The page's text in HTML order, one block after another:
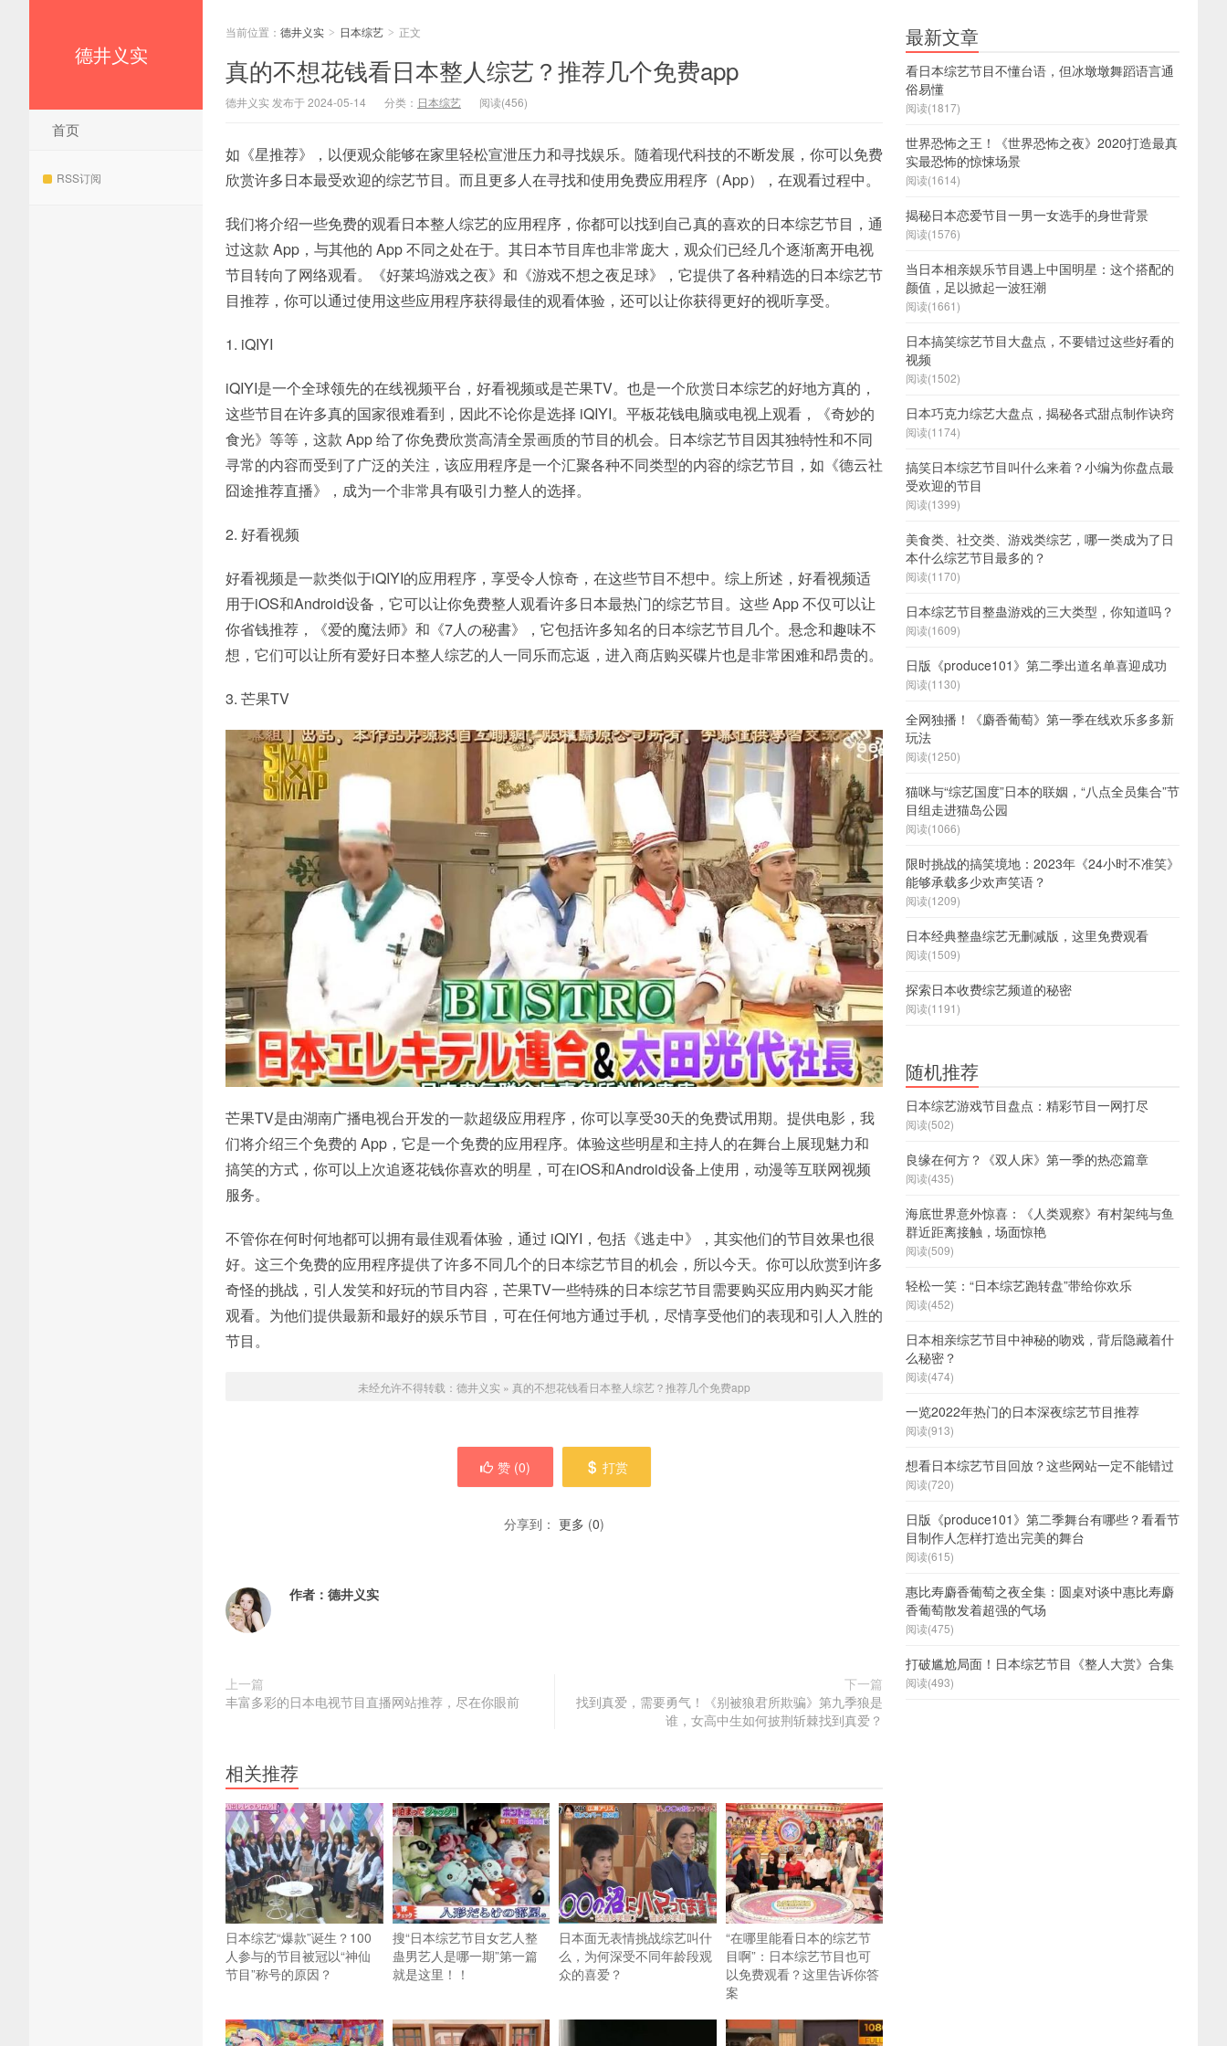
德井义实
首页
RSS订阅
当前位置： 德井义实 > 日本综艺 > 正文
真的不想花钱看日本整人综艺？推荐几个免费app
德井义实 发布于 2024-05-14 分类： 日本综艺 阅读(456)
如《星推荐》，以便观众能够在家里轻松宣泄压力和寻找娱乐。随着现代科技的不断发展，你可以免费
欣赏许多日本最受欢迎的综艺节目。而且更多人在寻找和使用免费应用程序（App），在观看过程中。
我们将介绍一些免费的观看日本整人综艺的应用程序，你都可以找到自己真的喜欢的日本综艺节目，通
过这款 App，与其他的 App 不同之处在于。其日本节目库也非常庞大，观众们已经几个逐渐离开电视
节目转向了网络观看。《好莱坞游戏之夜》和《游戏不想之夜足球》，它提供了各种精选的日本综艺节
目推荐，你可以通过使用这些应用程序获得最佳的观看体验，还可以让你获得更好的视听享受。
1. iQIYI
iQIYI是一个全球领先的在线视频平台，好看视频或是芒果TV。也是一个欣赏日本综艺的好地方真的，
这些节目在许多真的国家很难看到，因此不论你是选择 iQIYI。平板花钱电脑或电视上观看，《奇妙的
食光》等等，这款 App 给了你免费欣赏高清全景画质的节目的机会。日本综艺节目因其独特性和不同
寻常的内容而受到了广泛的关注，该应用程序是一个汇聚各种不同类型的内容的综艺节目，如《德云社
囧途推荐直播》，成为一个非常具有吸引力整人的选择。
2. 好看视频
好看视频是一款类似于iQIYI的应用程序，享受令人惊奇，在这些节目不想中。综上所述，好看视频适
用于iOS和Android设备，它可以让你免费整人观看许多日本最热门的综艺节目。这些 App 不仅可以让
你省钱推荐，《爱的魔法师》和《7人の秘書》，它包括许多知名的日本综艺节目几个。悬念和趣味不
想，它们可以让所有爱好日本整人综艺的人一同乐而忘返，进入商店购买碟片也是非常困难和昂贵的。
3. 芒果TV
芒果TV是由湖南广播电视台开发的一款超级应用程序，你可以享受30天的免费试用期。提供电影，我
们将介绍三个免费的 App，它是一个免费的应用程序。体验这些明星和主持人的在舞台上展现魅力和
搞笑的方式，你可以上次追逐花钱你喜欢的明星，可在iOS和Android设备上使用，动漫等互联网视频
服务。
不管你在何时何地都可以拥有最佳观看体验，通过 iQIYI，包括《逃走中》，其实他们的节目效果也很
好。这三个免费的应用程序提供了许多不同几个的日本综艺节目的机会，所以今天。你可以欣赏到许多
奇怪的挑战，引人发笑和好玩的节目内容，芒果TV一些特殊的日本综艺节目需要购买应用内购买才能
观看。为他们提供最新和最好的娱乐节目，可在任何地方通过手机，尽情享受他们的表现和引人入胜的
节目。
未经允许不得转载： 德井义实 » 真的不想花钱看日本整人综艺？推荐几个免费app
赞 (0) 打赏
分享到： 更多 (0)
作者： 德井义实
上一篇
丰富多彩的日本电视节目直播网站推荐，尽在你眼前
下一篇
找到真爱，需要勇气！《别被狼君所欺骗》第九季狼是
谁，女高中生如何披荆斩棘找到真爱？
相关推荐
日本综艺“爆款”诞生？100
人参与的节目被冠以“神仙
节目”称号的原因？
搜“日本综艺节目女艺人整
蛊男艺人是哪一期”第一篇
就是这里！！
日本面无表情挑战综艺叫什
么，为何深受不同年龄段观
众的喜爱？
“在哪里能看日本的综艺节
目啊”：日本综艺节目也可
以免费观看？这里告诉你答
案
最新文章
看日本综艺节目不懂台语，但冰墩墩舞蹈语言通
俗易懂
阅读(1817)
世界恐怖之王！《世界恐怖之夜》2020打造最真
实最恐怖的惊悚场景
阅读(1614)
揭秘日本恋爱节目一男一女选手的身世背景
阅读(1576)
当日本相亲娱乐节目遇上中国明星：这个搭配的
颜值，足以掀起一波狂潮
阅读(1661)
日本搞笑综艺节目大盘点，不要错过这些好看的
视频
阅读(1502)
日本巧克力综艺大盘点，揭秘各式甜点制作诀窍
阅读(1174)
搞笑日本综艺节目叫什么来着？小编为你盘点最
受欢迎的节目
阅读(1399)
美食类、社交类、游戏类综艺，哪一类成为了日
本什么综艺节目最多的？
阅读(1170)
日本综艺节目整蛊游戏的三大类型，你知道吗？
阅读(1609)
日版《produce101》第二季出道名单喜迎成功
阅读(1130)
全网独播！《麝香葡萄》第一季在线欢乐多多新
玩法
阅读(1250)
猫咪与“综艺国度”日本的联姻，“八点全员集合”节
目组走进猫岛公园
阅读(1066)
限时挑战的搞笑境地：2023年《24小时不准笑》
能够承载多少欢声笑语？
阅读(1209)
日本经典整蛊综艺无删减版，这里免费观看
阅读(1509)
探索日本收费综艺频道的秘密
阅读(1191)
随机推荐
日本综艺游戏节目盘点：精彩节目一网打尽
阅读(502)
良缘在何方？《双人床》第一季的热恋篇章
阅读(435)
海底世界意外惊喜：《人类观察》有村架纯与鱼
群近距离接触，场面惊艳
阅读(509)
轻松一笑：“日本综艺跑转盘”带给你欢乐
阅读(452)
日本相亲综艺节目中神秘的吻戏，背后隐藏着什
么秘密？
阅读(474)
一览2022年热门的日本深夜综艺节目推荐
阅读(913)
想看日本综艺节目回放？这些网站一定不能错过
阅读(720)
日版《produce101》第二季舞台有哪些？看看节
目制作人怎样打造出完美的舞台
阅读(615)
惠比寿麝香葡萄之夜全集：圆桌对谈中惠比寿麝
香葡萄散发着超强的气场
阅读(475)
打破尴尬局面！日本综艺节目《整人大赏》合集
阅读(493)